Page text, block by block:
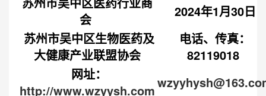
会
2024年1月30日
苏州市吴中区生物医药及
大健康产业联盟协会
电话、传真：
82119018
网址：
http://www.wzyysh.com